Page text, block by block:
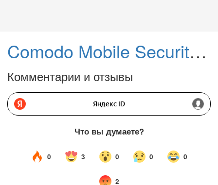
Comodo Mobile Security для Android
Комментарии и отзывы